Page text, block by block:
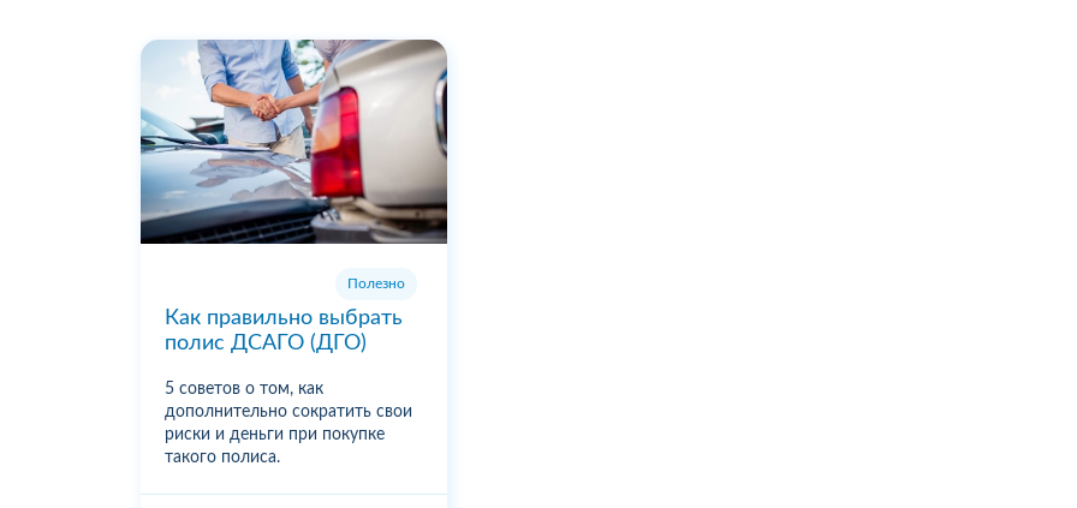
Полезно
Как правильно выбрать
полис ДСАГО (ДГО)
5 советов о том, как
дополнительно сократить свои
риски и деньги при покупке
такого полиса.